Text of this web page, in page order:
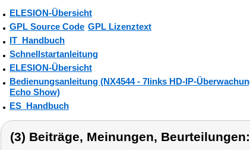
ELESION-Übersicht
GPL Source Code GPL Lizenztext
IT_Handbuch
Schnellstartanleitung
ELESION-Übersicht
Bedienungsanleitung (NX4544 - 7links HD-IP-
Echo Show)
ES_Handbuch
(3) Beiträge, Meinungen, Beurteilungen: